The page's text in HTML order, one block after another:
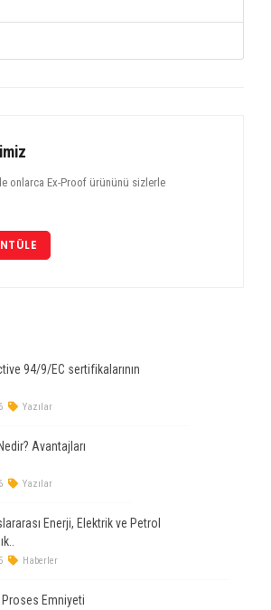
onlarca Ex-Proof ürününü sizlerle
94/9/EC sertifikalarının
Yazılar
Avantajları
Yazılar
Enerji, Elektrik ve Petrol
Haberler
Emniyeti